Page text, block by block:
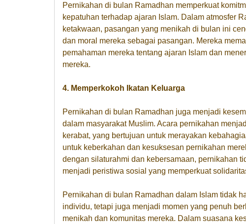
Pernikahan di bulan Ramadhan memperkuat
kepatuhan terhadap ajaran Islam. Dalam atmosfer
ketakwaan, pasangan yang menikah di bulan ini
dan moral mereka sebagai pasangan. Mereka
pemahaman mereka tentang ajaran Islam dan
mereka.
4. Memperkokoh Ikatan Keluarga
Pernikahan di bulan Ramadhan juga menjadi
dalam masyarakat Muslim. Acara pernikahan
kerabat, yang bertujuan untuk merayakan
untuk keberkahan dan kesuksesan pernikahan
dengan silaturahmi dan kebersamaan, pernikahan
menjadi peristiwa sosial yang memperkuat
Pernikahan di bulan Ramadhan dalam Islam tidak
individu, tetapi juga menjadi momen yang penuh
menikah dan komunitas mereka. Dalam suasana